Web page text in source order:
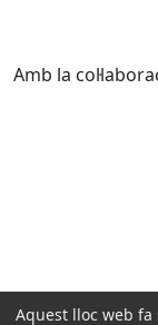
Amb la
Aquest lloc web